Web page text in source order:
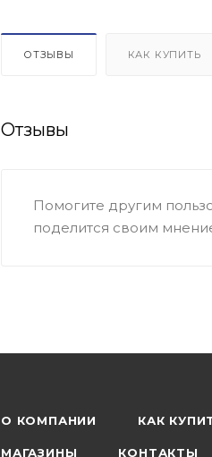
ОТЗЫВЫ КАК КУПИТЬ
Отзывы
Помогите другим
поделится своим
О КОМПАНИИ КАК
МАГАЗИНЫ КОНТАКТЫ